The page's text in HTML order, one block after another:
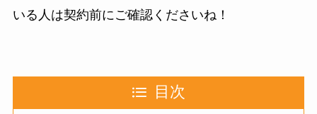
いる人は契約前にご確認くださいね！
目次